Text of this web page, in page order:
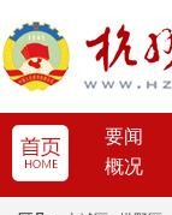
要闻
概况